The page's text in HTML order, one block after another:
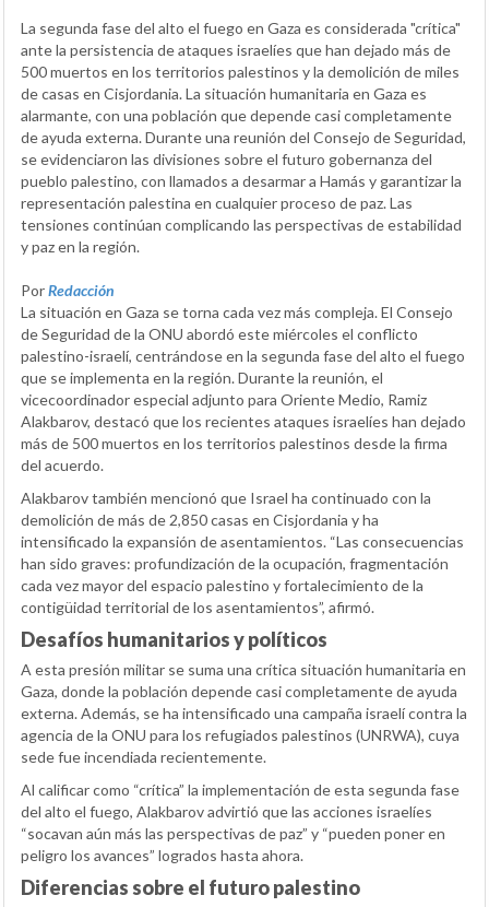
La segunda fase del alto el fuego en Gaza es considerada "crítica"
ante la persistencia de ataques israelíes que han dejado más de
500 muertos en los territorios palestinos y la demolición de miles
de casas en Cisjordania. La situación humanitaria en Gaza es
alarmante, con una población que depende casi completamente
de ayuda externa. Durante una reunión del Consejo de Seguridad,
se evidenciaron las divisiones sobre el futuro gobernanza del
pueblo palestino, con llamados a desarmar a Hamás y garantizar la
representación palestina en cualquier proceso de paz. Las
tensiones continúan complicando las perspectivas de estabilidad
y paz en la región.
PorRedacción
La situación en Gaza se torna cada vez más compleja. El Consejo
de Seguridad de la ONU abordó este miércoles el conflicto
palestino-israelí, centrándose en la segunda fase del alto el fuego
que se implementa en la región. Durante la reunión, el
vicecoordinador especial adjunto para Oriente Medio, Ramiz
Alakbarov, destacó que los recientes ataques israelíes han dejado
más de 500 muertos en los territorios palestinos desde la firma
del acuerdo.
Alakbarov también mencionó que Israel ha continuado con la
demolición de más de 2,850 casas en Cisjordania y ha
intensificado la expansión de asentamientos. “Las consecuencias
han sido graves: profundización de la ocupación, fragmentación
cada vez mayor del espacio palestino y fortalecimiento de la
contigüidad territorial de los asentamientos”, afirmó.
Desafíos humanitarios y políticos
A esta presión militar se suma una crítica situación humanitaria en
Gaza, donde la población depende casi completamente de ayuda
externa. Además, se ha intensificado una campaña israelí contra la
agencia de la ONU para los refugiados palestinos (UNRWA), cuya
sede fue incendiada recientemente.
Al calificar como “crítica” la implementación de esta segunda fase
del alto el fuego, Alakbarov advirtió que las acciones israelíes
“socavan aún más las perspectivas de paz” y “pueden poner en
peligro los avances” logrados hasta ahora.
Diferencias sobre el futuro palestino